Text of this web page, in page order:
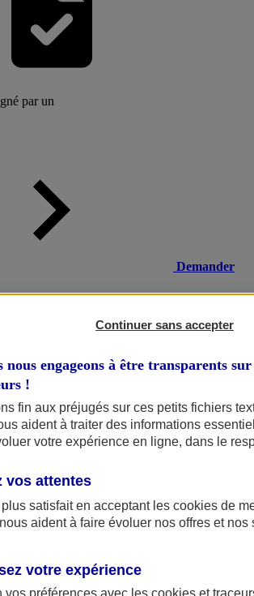
par un
Demander
peut avoir de lourdes conséquences
à la famille en cas de décès.
AXA
Continuer sans accepter
nous engageons à être transparents
!
fin aux préjugés sur ces petits fichiers
aident à traiter des informations
votre expérience en ligne, dans le
vos attentes
satisfait en acceptant les cookies de
aident à faire évoluer nos offres et nos
votre expérience